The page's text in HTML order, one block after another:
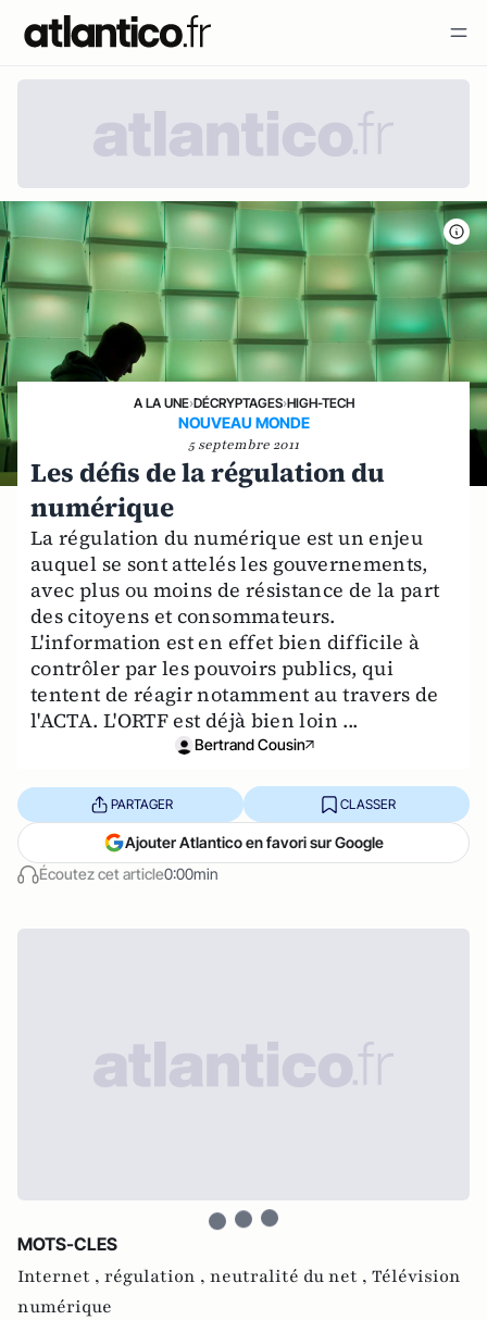
A LA UNE›DÉCRYPTAGES›HIGH-TECH
NOUVEAU MONDE
5 septembre 2011
Les défis de la régulation du
numérique
La régulation du numérique est un enjeu
auquel se sont attelés les gouvernements,
avec plus ou moins de résistance de la part
des citoyens et consommateurs.
L'information est en effet bien difficile à
contrôler par les pouvoirs publics, qui
tentent de réagir notamment au travers de
l'ACTA. L'ORTF est déjà bien loin ...
Bertrand Cousin
Écoutez cet article0:00min
PARTAGER CLASSER
Ajouter Atlantico en favori sur Google
MOTS-CLES
Internet , régulation , neutralité du net , Télévision
numérique